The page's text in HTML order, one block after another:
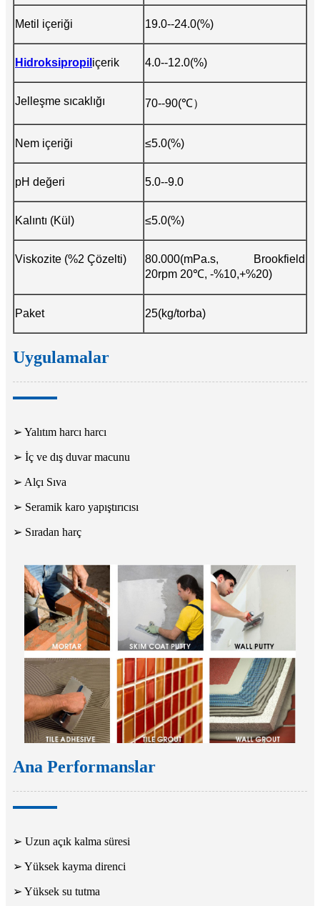
Metil içeriği 19.0--24.0(%)
Hidroksipropil içerik 4.0--12.0(%)
Jelleşme sıcaklığı 70--90(℃）
Nem içeriği ≤5.0(%)
pH değeri 5.0--9.0
Kalıntı (Kül) ≤5.0(%)
Viskozite (%2 Çözelti)
80.000(mPa.s, Brookfield
20rpm 20℃, -%10,+%20)
Paket 25(kg/torba)
Uygulamalar
➢ Yalıtım harcı harcı
➢ İç ve dış duvar macunu
➢ Alçı Sıva
➢ Seramik karo yapıştırıcısı
➢ Sıradan harç
Ana Performanslar
➢ Uzun açık kalma süresi
➢ Yüksek kayma direnci
➢ Yüksek su tutma